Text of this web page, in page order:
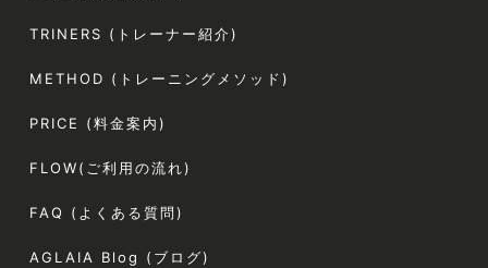
TRINERS (トレーナー紹介)
METHOD (トレーニングメソッド)
PRICE (料金案内)
FLOW(ご利用の流れ)
FAQ (よくある質問)
AGLAIA Blog (ブログ)